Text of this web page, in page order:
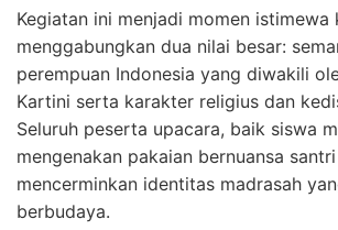
Kegiatan ini menjadi momen istimewa
menggabungkan dua nilai besar:
perempuan Indonesia yang diwakili
Kartini serta karakter religius dan
Seluruh peserta upacara, baik siswa
mengenakan pakaian bernuansa
mencerminkan identitas madrasah
berbudaya.